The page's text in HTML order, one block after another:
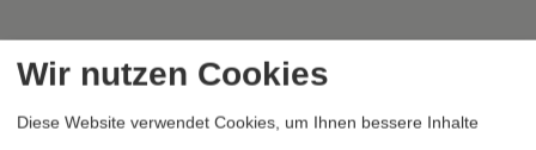
Wir nutzen Cookies
Diese Website verwendet Cookies, um Ihnen bessere Inhalte